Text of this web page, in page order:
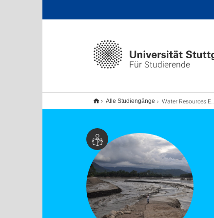
Für Studierende
Alle Studiengänge Water Resources Engineering and Management (WAREM) M.Sc.